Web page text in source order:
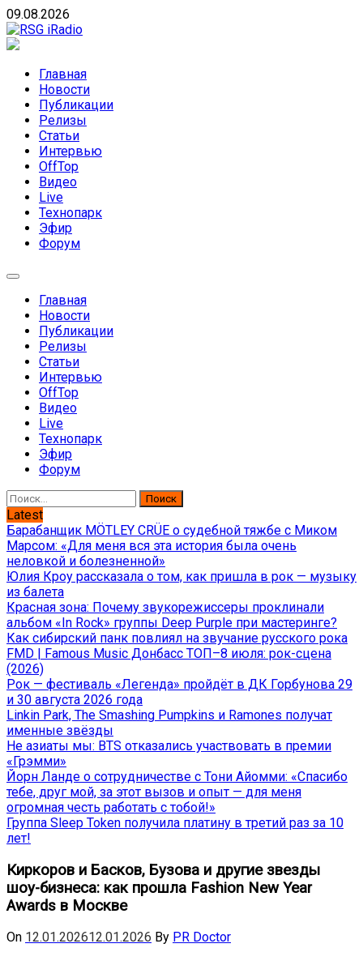
Skip
to
content
09.08.2026
направлений без возрастных ограничений
Главная
Новости
Публикации
Релизы
Статьи
Интервью
OffTop
Видео
Live
Технопарк
Эфир
Форум
Главная
Новости
Публикации
Релизы
Статьи
Интервью
OffTop
Видео
Live
Технопарк
Эфир
Форум
Найти:
Latest
Барабанщик MÖTLEY CRÜE о судебной тяжбе с Миком
Марсом: «Для меня вся эта история была очень
неловкой и болезненной»
Юлия Кроу рассказала о том, как пришла в рок — музыку
из балета
Красная зона: Почему звукорежиссеры проклинали
альбом «In Rock» группы Deep Purple при мастеринге?
Как сибирский панк повлиял на звучание русского рока
FMD | Famous Music Донбасс ТОП–8 июля: рок-сцена
(2026)
Рок — фестиваль «Легенда» пройдёт в ДК Горбунова 29
и 30 августа 2026 года
Linkin Park, The Smashing Pumpkins и Ramones получат
именные звёзды
Не азиаты мы: BTS отказались участвовать в премии
«Грэмми»
Йорн Ланде о сотрудничестве с Тони Айомми: «Спасибо
тебе, друг мой, за этот вызов и опыт — для меня
огромная честь работать с тобой!»
Группа Sleep Token получила платину в третий раз за 10
лет!
Киркоров и Басков, Бузова и другие звезды
шоу-бизнеса: как прошла Fashion New Year
Awards в Москве
On 12.01.202612.01.2026 By PR Doctor